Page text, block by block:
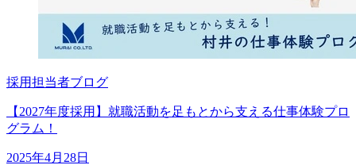
採用担当者ブログ
【2027年度採用】就職活動を足もとから支える仕事体験プロ
グラム！
2025年4月28日